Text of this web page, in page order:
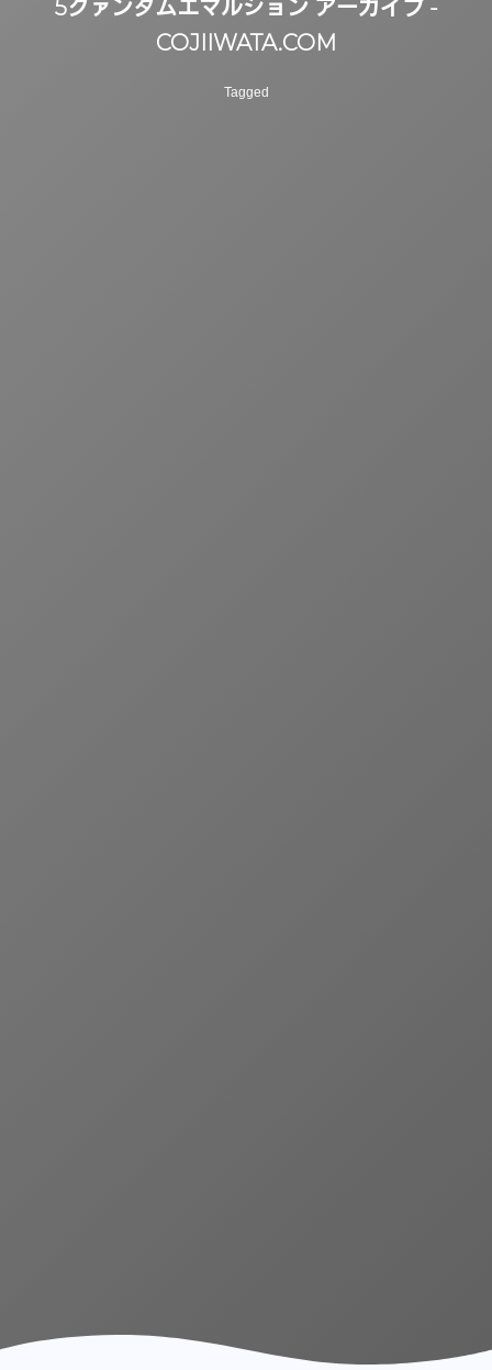
5クァンタムエマルジョン アーカイブ -
COJIIWATA.COM
Tagged